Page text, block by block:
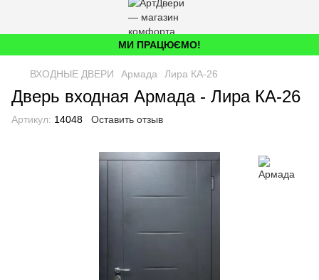
МИ ПРАЦЮЄМО!
ВХОДНЫЕ ДВЕРИ Армада Лира КА-26
Дверь входная Армада - Лира КА-26
Артикул: 14048 Оставить отзыв